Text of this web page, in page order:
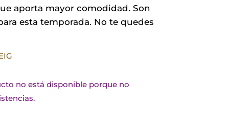
aporta mayor comodidad. Son
esta temporada. No te quedes
no está disponible porque no